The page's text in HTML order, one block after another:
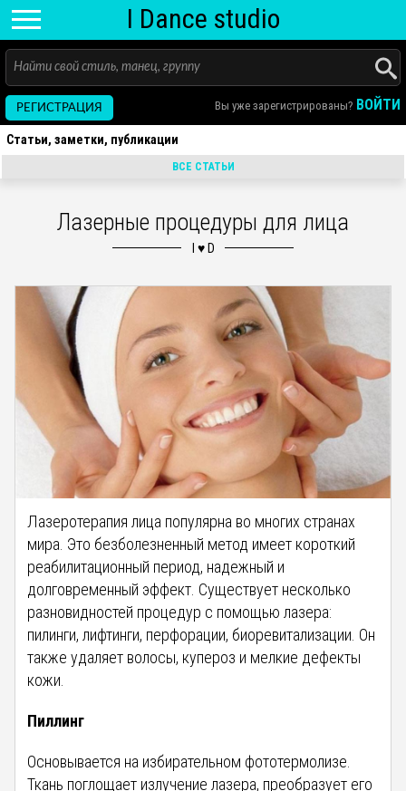
I Dance studio
Вы уже зарегистрированы? ВОЙТИ
РЕГИСТРАЦИЯ
Статьи, заметки, публикации
ВСЕ СТАТЬИ
Лазерные процедуры для лица
Лазеротерапия лица популярна во многих странах
мира. Это безболезненный метод имеет короткий
реабилитационный период, надежный и
долговременный эффект. Существует несколько
разновидностей процедур с помощью лазера:
пилинги, лифтинги, перфорации, биоревитализации. Он
также удаляет волосы, купероз и мелкие дефекты
кожи.
Пиллинг
Основывается на избирательном фототермолизе.
Ткань поглощает излучение лазера, преобразует его